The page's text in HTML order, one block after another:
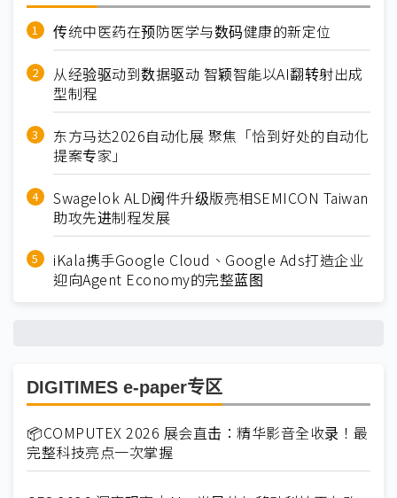
传统中医药在预防医学与数码健康的新定位
从经验驱动到数据驱动 智颖智能以AI翻转射出成
型制程
东方马达2026自动化展 聚焦「恰到好处的自动化
提案专家」
Swagelok ALD阀件升级版亮相SEMICON Taiwan
助攻先进制程发展
iKala携手Google Cloud、Google Ads打造企业
迎向Agent Economy的完整蓝图
DIGITIMES e-paper专区
📦COMPUTEX 2026 展会直击：精华影音全收录！最
完整科技亮点一次掌握